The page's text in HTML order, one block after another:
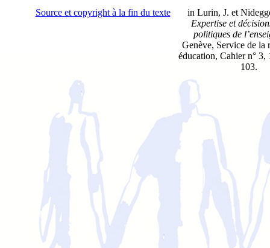
Source et copyright à la fin du texte
in Lurin, J. et
Expertise et
politiques de
Genève, Service de la
éducation, Cahier n° 3,
103.